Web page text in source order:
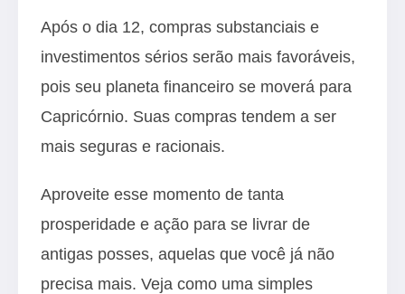
Após o dia 12, compras substanciais e
investimentos sérios serão mais favoráveis,
pois seu planeta financeiro se moverá para
Capricórnio. Suas compras tendem a ser
mais seguras e racionais.
Aproveite esse momento de tanta
prosperidade e ação para se livrar de
antigas posses, aquelas que você já não
precisa mais. Veja como uma simples